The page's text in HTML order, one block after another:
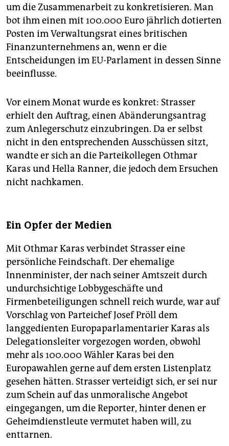
um die Zusammenarbeit zu konkretisieren. Man
bot ihm einen mit 100.000 Euro jährlich dotierten
Posten im Verwaltungsrat eines britischen
Finanzunternehmens an, wenn er die
Entscheidungen im EU-Parlament in dessen Sinne
beeinflusse.
Vor einem Monat wurde es konkret: Strasser
erhielt den Auftrag, einen Abänderungsantrag
zum Anlegerschutz einzubringen. Da er selbst
nicht in den entsprechenden Ausschüssen sitzt,
wandte er sich an die Parteikollegen Othmar
Karas und Hella Ranner, die jedoch dem Ersuchen
nicht nachkamen.
Ein Opfer der Medien
Mit Othmar Karas verbindet Strasser eine
persönliche Feindschaft. Der ehemalige
Innenminister, der nach seiner Amtszeit durch
undurchsichtige Lobbygeschäfte und
Firmenbeteiligungen schnell reich wurde, war auf
Vorschlag von Parteichef Josef Pröll dem
langgedienten Europaparlamentarier Karas als
Delegationsleiter vorgezogen worden, obwohl
mehr als 100.000 Wähler Karas bei den
Europawahlen gerne auf dem ersten Listenplatz
gesehen hätten. Strasser verteidigt sich, er sei nur
zum Schein auf das unmoralische Angebot
eingegangen, um die Reporter, hinter denen er
Geheimdienstleute vermutet haben will, zu
enttarnen.